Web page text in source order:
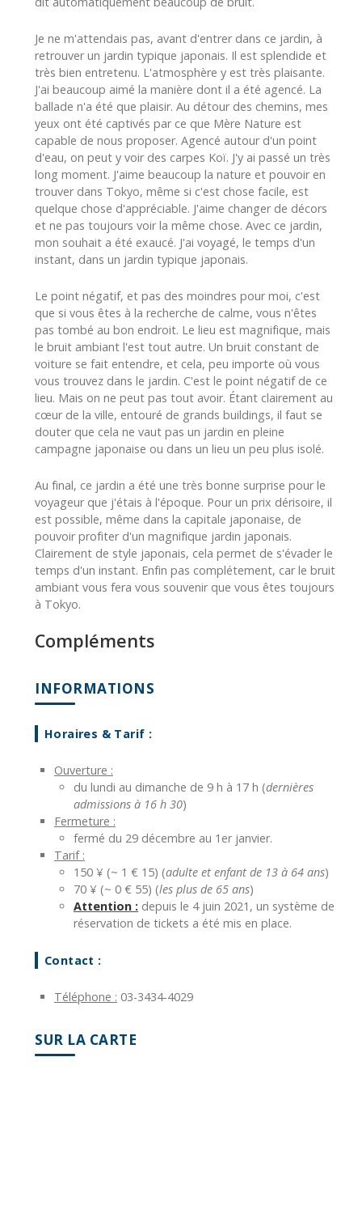
Je ne m'attendais pas, avant d'entrer dans ce jardin, à
retrouver un jardin typique japonais. Il est splendide et
très bien entretenu. L'atmosphère y est très plaisante.
J'ai beaucoup aimé la manière dont il a été agencé. La
ballade n'a été que plaisir. Au détour des chemins, mes
yeux ont été captivés par ce que Mère Nature est
capable de nous proposer. Agencé autour d'un point
d'eau, on peut y voir des carpes Koï. J'y ai passé un très
long moment. J'aime beaucoup la nature et pouvoir en
trouver dans Tokyo, même si c'est chose facile, est
quelque chose d'appréciable. J'aime changer de décors
et ne pas toujours voir la même chose. Avec ce jardin,
mon souhait a été exaucé. J'ai voyagé, le temps d'un
instant, dans un jardin typique japonais.
Le point négatif, et pas des moindres pour moi, c'est
que si vous êtes à la recherche de calme, vous n'êtes
pas tombé au bon endroit. Le lieu est magnifique, mais
le bruit ambiant l'est tout autre. Un bruit constant de
voiture se fait entendre, et cela, peu importe où vous
vous trouvez dans le jardin. C'est le point négatif de ce
lieu. Mais on ne peut pas tout avoir. Étant clairement au
cœur de la ville, entouré de grands buildings, il faut se
douter que cela ne vaut pas un jardin en pleine
campagne japonaise ou dans un lieu un peu plus isolé.
Au final, ce jardin a été une très bonne surprise pour le
voyageur que j'étais à l'époque. Pour un prix dérisoire, il
est possible, même dans la capitale japonaise, de
pouvoir profiter d'un magnifique jardin japonais.
Clairement de style japonais, cela permet de s'évader le
temps d'un instant. Enfin pas complétement, car le bruit
ambiant vous fera vous souvenir que vous êtes toujours
à Tokyo.
Compléments
INFORMATIONS
Horaires & Tarif :
Ouverture :
du lundi au dimanche de 9 h à 17 h (dernières
admissions à 16 h 30)
Fermeture :
fermé du 29 décembre au 1er janvier.
Tarif :
150 ¥ (~ 1 € 15) (adulte et enfant de 13 à 64 ans)
70 ¥ (~ 0 € 55) (les plus de 65 ans)
Attention : depuis le 4 juin 2021, un système de
réservation de tickets a été mis en place.
Contact :
Téléphone : 03-3434-4029
SUR LA CARTE